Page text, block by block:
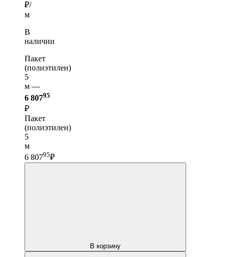
₽/
м
В
наличии
Пакет
(полиэтилен)
5
м —
6 80795
₽
Пакет
(полиэтилен)
5
м
6 80795₽
В корзину